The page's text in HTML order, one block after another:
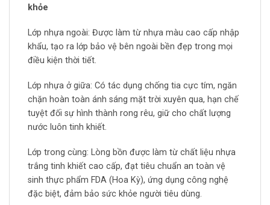
khỏe
Lớp nhựa ngoài: Được làm từ nhựa màu cao cấp nhập
khẩu, tạo ra lớp bảo vệ bên ngoài bền đẹp trong mọi
điều kiện thời tiết.
Lớp nhựa ở giữa: Có tác dụng chống tia cực tím, ngăn
chặn hoàn toàn ánh sáng mặt trời xuyên qua, hạn chế
tuyệt đối sự hình thành rong rêu, giữ cho chất lượng
nước luôn tinh khiết.
Lớp trong cùng: Lòng bồn được làm từ chất liệu nhựa
trắng tinh khiết cao cấp, đạt tiêu chuẩn an toàn vệ
sinh thực phẩm FDA (Hoa Kỳ), ứng dụng công nghệ
đặc biệt, đảm bảo sức khỏe người tiêu dùng.